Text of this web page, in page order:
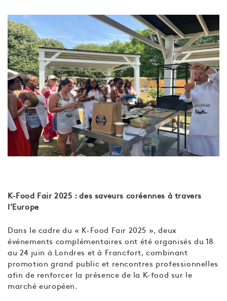
K-Food Fair 2025 : des saveurs coréennes à travers
l’Europe
Dans le cadre du « K-Food Fair 2025 », deux
événements complémentaires ont été organisés du 18
au 24 juin à Londres et à Francfort, combinant
promotion grand public et rencontres professionnelles
afin de renforcer la présence de la K-food sur le
marché européen.